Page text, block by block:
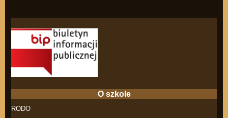
O szkole
RODO